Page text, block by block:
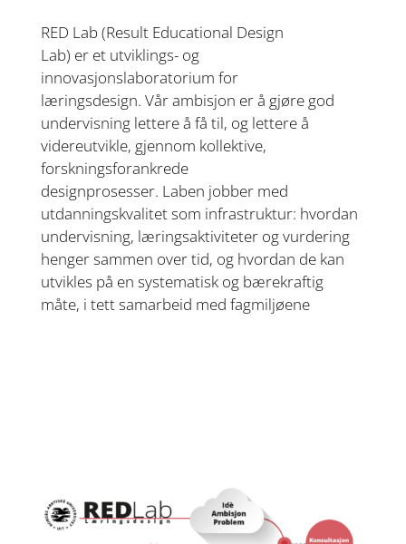
RED Lab (Result Educational Design
Lab) er et utviklings- og
innovasjonslaboratorium for
læringsdesign. Vårambisjon erå gjøre god
undervisning lettere å få til, og lettere å
videreutvikle, gjennom kollektive,
forskningsforankrede
designprosesser. Laben jobber med
utdanningskvalitet som infrastruktur: hvordan
undervisning, læringsaktiviteter og vurdering
henger sammen over tid, og hvordan de kan
utvikles på en systematisk og bærekraftig
måte, i tett samarbeid med fagmiljøene